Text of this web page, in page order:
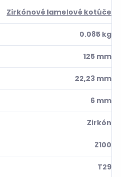
Zirkónové lamelové kotúče
0.085 kg
125 mm
22,23 mm
6 mm
Zirkón
Z100
T29